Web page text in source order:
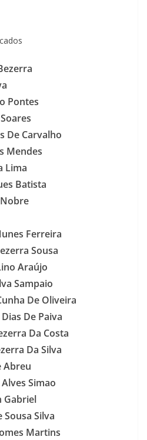
Pontes
De Carvalho
Mendes
Lima
Batista
Ferreira
Sousa
Araújo
Sampaio
De Oliveira
De Paiva
Da Costa
Da Silva
Abreu
Simao
Gabriel
Silva
Martins